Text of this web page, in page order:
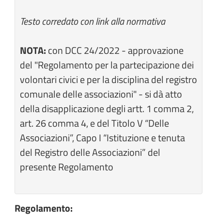
Testo corredato con link alla normativa
NOTA:con DCC 24/2022 - approvazione
del "Regolamento per la partecipazione dei
volontari civici e per la disciplina del registro
comunale delle associazioni" - si dà atto
della disapplicazione degli artt. 1 comma 2,
art. 26 comma 4, e del Titolo V “Delle
Associazioni”, Capo I “Istituzione e tenuta
del Registro delle Associazioni” del
presente Regolamento
Regolamento: